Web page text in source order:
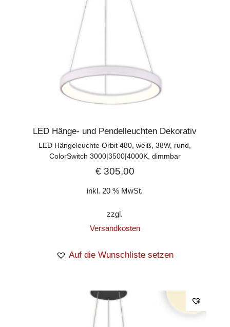
LED Hänge- und Pendelleuchten Dekorativ
LED Hängeleuchte Orbit 480, weiß, 38W, rund,
ColorSwitch 3000|3500|4000K, dimmbar
€305,00
inkl. 20 % MwSt.
zzgl.
Versandkosten
Auf die Wunschliste setzen